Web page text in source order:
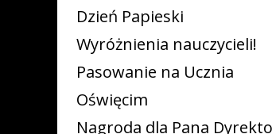
Dzień Papieski
Wyróżnienia nauczycieli!
Pasowanie na Ucznia
Oświęcim
Nagroda dla Pana